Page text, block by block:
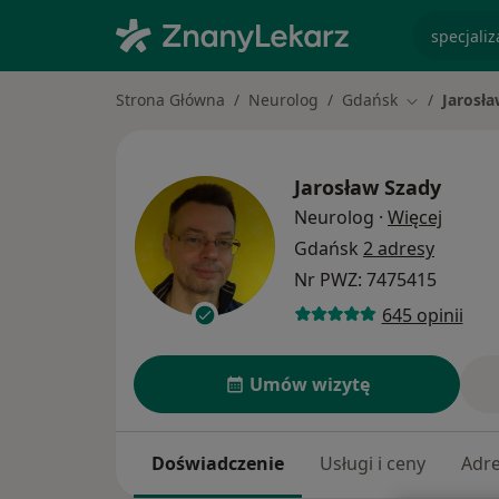
Strona Główna Neurolog Gdańsk Zmień
Jarosław Szady
Neurolog · Więcej
Gdańsk 2 adresy
Nr PWZ: 7475415
645 opinii
Umów wizytę
Doświadczenie Usługi i ceny